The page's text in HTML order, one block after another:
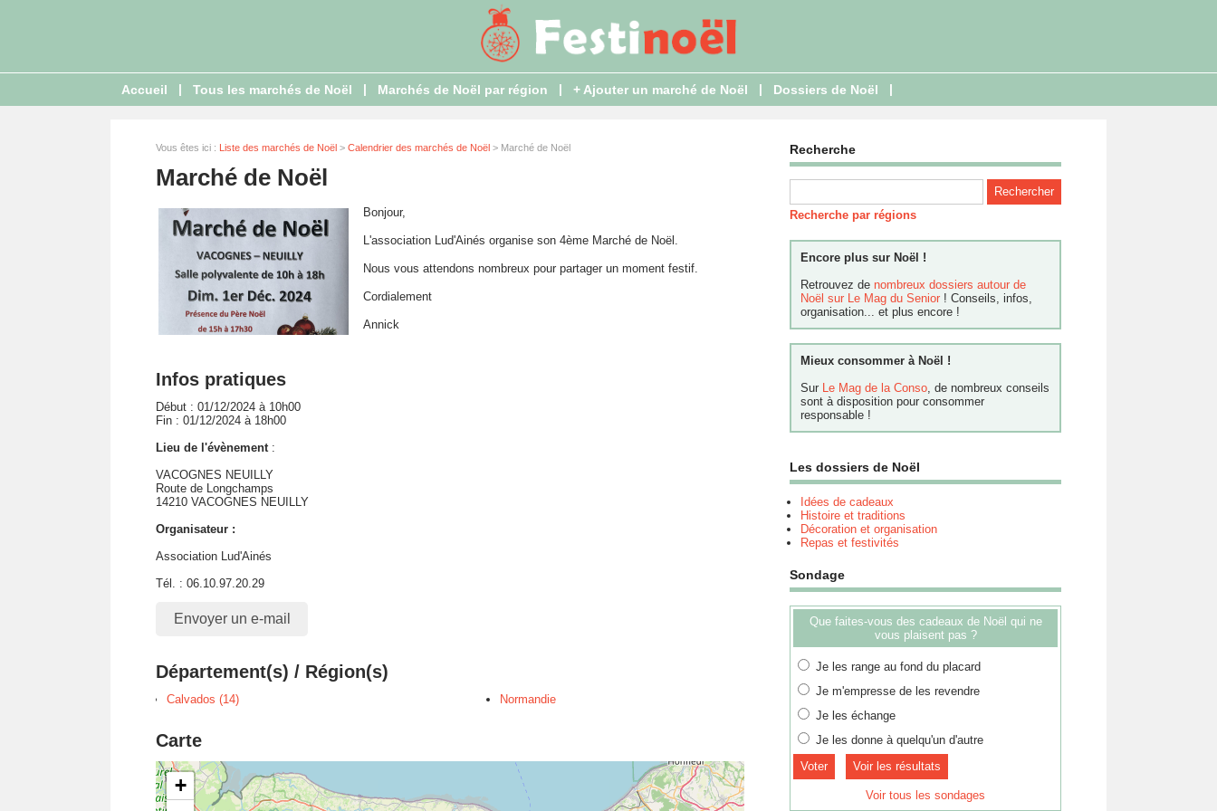
Accueil | Tous les marchés de Noël | Marchés de Noël par région | + Ajouter un marché de Noël | Dossiers de Noël |
Vous êtes ici : Liste des marchés de Noël > Calendrier des marchés de Noël > Marché de Noël
Marché de Noël
Bonjour,
L'association Lud'Ainés organise son 4ème Marché de Noël.
Nous vous attendons nombreux pour partager un moment festif.
Cordialement
Annick
Infos pratiques
Début : 01/12/2024 à 10h00
Fin : 01/12/2024 à 18h00
Lieu de l'évènement:
VACOGNES NEUILLY
Route de Longchamps
14210 VACOGNES NEUILLY
Organisateur :
Association Lud'Ainés
Tél. : 06.10.97.20.29
Envoyer un e-mail
Département(s) / Région(s)
Calvados (14) Normandie
Carte
+
Recherche
Recherche par régions
Encore plus sur Noël !
Retrouvez de nombreux dossiers autour de
Noël sur Le Mag du Senior ! Conseils, infos,
organisation... et plus encore !
Mieux consommer à Noël !
Sur Le Mag de la Conso, de nombreux conseils
sont à disposition pour consommer
responsable !
Les dossiers de Noël
Idées de cadeaux
Histoire et traditions
Décoration et organisation
Repas et festivités
Sondage
Que faites-vous des cadeaux de Noël qui ne
vous plaisent pas ?
Je les range au fond du placard
Je m'empresse de les revendre
Je les échange
Je les donne à quelqu'un d'autre
Voir les résultats
Voir tous les sondages